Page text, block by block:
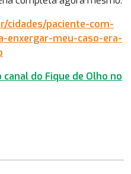
cidades/paciente-com-
enxergar-meu-caso-era-
do Fique de Olho no